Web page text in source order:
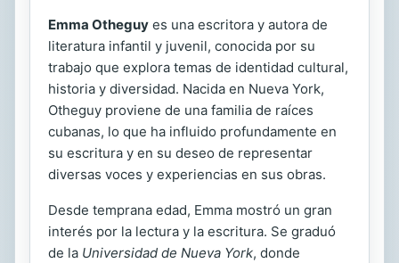
Emma Otheguy es una escritora y autora de
literatura infantil y juvenil, conocida por su
trabajo que explora temas de identidad cultural,
historia y diversidad. Nacida en Nueva York,
Otheguy proviene de una familia de raíces
cubanas, lo que ha influido profundamente en
su escritura y en su deseo de representar
diversas voces y experiencias en sus obras.
Desde temprana edad, Emma mostró un gran
interés por la lectura y la escritura. Se graduó
de la Universidad de Nueva York, donde